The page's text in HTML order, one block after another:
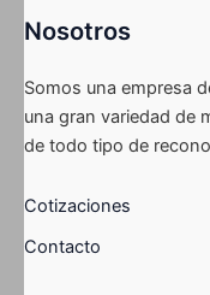
Nosotros
Somos una empresa
una gran variedad de
de todo tipo de
Cotizaciones
Contacto